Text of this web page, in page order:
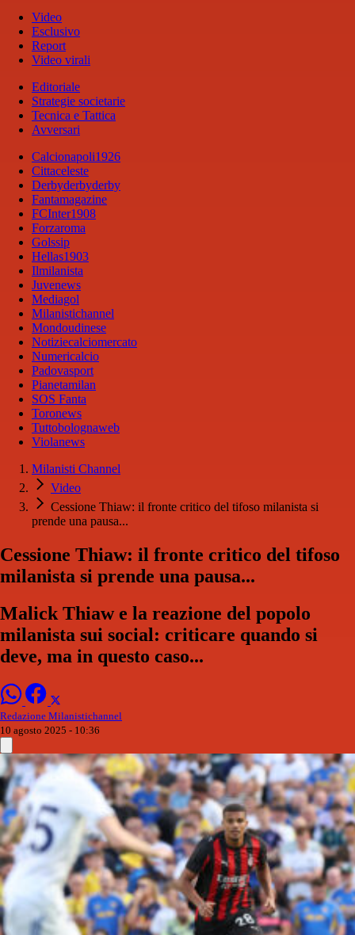
Video
Esclusivo
Report
Video virali
Editoriale
Strategie societarie
Tecnica e Tattica
Avversari
Calcionapoli1926
Cittaceleste
Derbyderbyderby
Fantamagazine
FCInter1908
Forzaroma
Golssip
Hellas1903
Ilmilanista
Juvenews
Mediagol
Milanistichannel
Mondoudinese
Notiziecalciomercato
Numericalcio
Padovasport
Pianetamilan
SOS Fanta
Toronews
Tuttobolognaweb
Violanews
Milanisti Channel
Video
Cessione Thiaw: il fronte critico del tifoso milanista si
prende una pausa...
Cessione Thiaw: il fronte critico del tifoso
milanista si prende una pausa...
Malick Thiaw e la reazione del popolo
milanista sui social: criticare quando si
deve, ma in questo caso...
Redazione Milanistichannel
10 agosto 2025 - 10:36